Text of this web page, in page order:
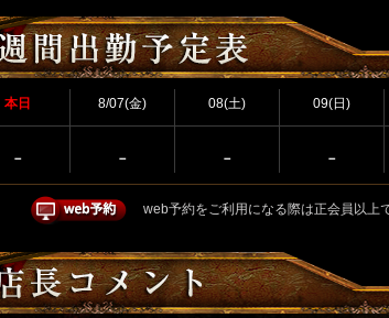
本日 8/07(金) 08(土) 09(日)
－ － － －
web予約をご利用になる際は正会員以上